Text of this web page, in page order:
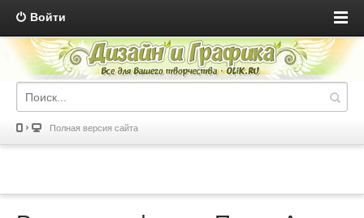
Войти
Полная версия сайта